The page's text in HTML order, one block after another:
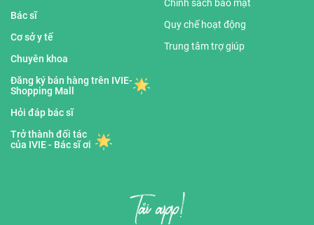
Bác sĩ
Cơ sở y tế
Chuyên khoa
Đăng ký bán hàng trên IVIE-
Shopping Mall
Hỏi đáp bác sĩ
Trở thành đối tác
của IVIE - Bác sĩ ơi
Chính sách bảo mật
Quy chế hoạt động
Trung tâm trợ giúp